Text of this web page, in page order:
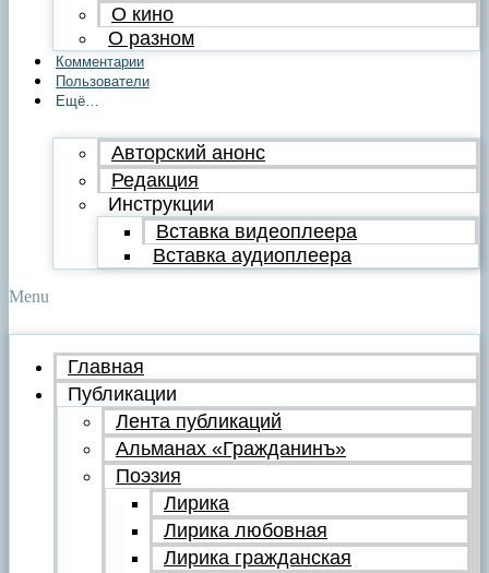
О кино
О разном
Комментарии
Пользователи
Ещё…
Авторский анонс
Редакция
Инструкции
Вставка видеоплеера
Вставка аудиоплеера
Menu
Главная
Публикации
Лента публикаций
Альманах «Гражданинъ»
Поэзия
Лирика
Лирика любовная
Лирика гражданская